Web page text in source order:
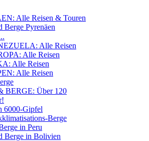
Alle Reisen & Touren
Berge Pyrenäen
Alle Reisen
Alle Reisen
Alle Reisen
Alle Reisen
BERGE: Über 120
6000-Gipfel
Berge
in Peru
Berge in Bolivien